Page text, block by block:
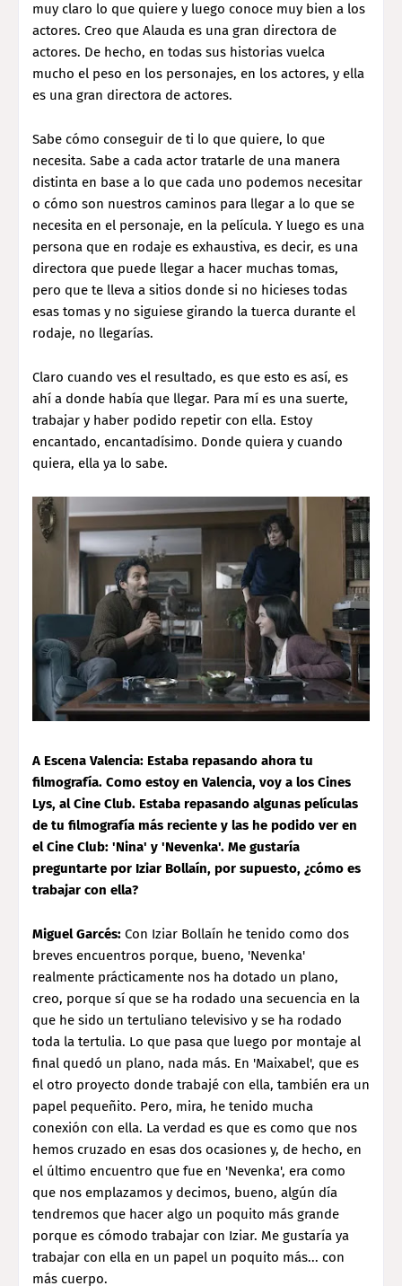
muy claro lo que quiere y luego conoce muy bien a los
actores. Creo que Alauda es una gran directora de
actores. De hecho, en todas sus historias vuelca
mucho el peso en los personajes, en los actores, y ella
es una gran directora de actores.
Sabe cómo conseguir de ti lo que quiere, lo que
necesita. Sabe a cada actor tratarle de una manera
distinta en base a lo que cada uno podemos necesitar
o cómo son nuestros caminos para llegar a lo que se
necesita en el personaje, en la película. Y luego es una
persona que en rodaje es exhaustiva, es decir, es una
directora que puede llegar a hacer muchas tomas,
pero que te lleva a sitios donde si no hicieses todas
esas tomas y no siguiese girando la tuerca durante el
rodaje, no llegarías.
Claro cuando ves el resultado, es que esto es así, es
ahí a donde había que llegar. Para mí es una suerte,
trabajar y haber podido repetir con ella. Estoy
encantado, encantadísimo. Donde quiera y cuando
quiera, ella ya lo sabe.
A Escena Valencia: Estaba repasando ahora tu
filmografía. Como estoy en Valencia, voy a los Cines
Lys, al Cine Club. Estaba repasando algunas películas
de tu filmografía más reciente y las he podido ver en
el Cine Club: 'Nina' y 'Nevenka'. Me gustaría
preguntarte por Iziar Bollaín, por supuesto, ¿cómo es
trabajar con ella?
Miguel Garcés: Con Iziar Bollaín he tenido como dos
breves encuentros porque, bueno, 'Nevenka'
realmente prácticamente nos ha dotado un plano,
creo, porque sí que se ha rodado una secuencia en la
que he sido un tertuliano televisivo y se ha rodado
toda la tertulia. Lo que pasa que luego por montaje al
final quedó un plano, nada más. En 'Maixabel', que es
el otro proyecto donde trabajé con ella, también era un
papel pequeñito. Pero, mira, he tenido mucha
conexión con ella. La verdad es que es como que nos
hemos cruzado en esas dos ocasiones y, de hecho, en
el último encuentro que fue en 'Nevenka', era como
que nos emplazamos y decimos, bueno, algún día
tendremos que hacer algo un poquito más grande
porque es cómodo trabajar con Iziar. Me gustaría ya
trabajar con ella en un papel un poquito más... con
más cuerpo.